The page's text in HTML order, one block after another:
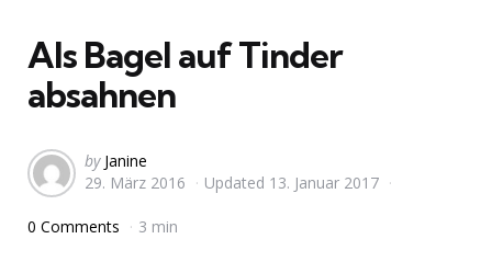
Als Bagel auf Tinder
absahnen
Posted
by
by Janine
29. März 2016
Updated 13. Januar 2017
0 Comments 3 min